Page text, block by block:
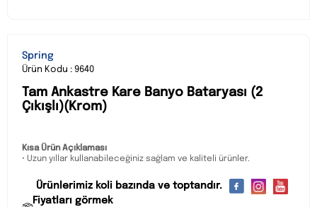
Spring
Ürün Kodu : 9640
Tam Ankastre Kare Banyo Bataryası (2
Çıkışlı)(Krom)
Kısa Ürün Açıklaması
• Uzun yıllar kullanabileceğiniz sağlam ve kaliteli ürünler.
Ürünlerimiz koli bazında ve toptandır.
Fiyatları görmek